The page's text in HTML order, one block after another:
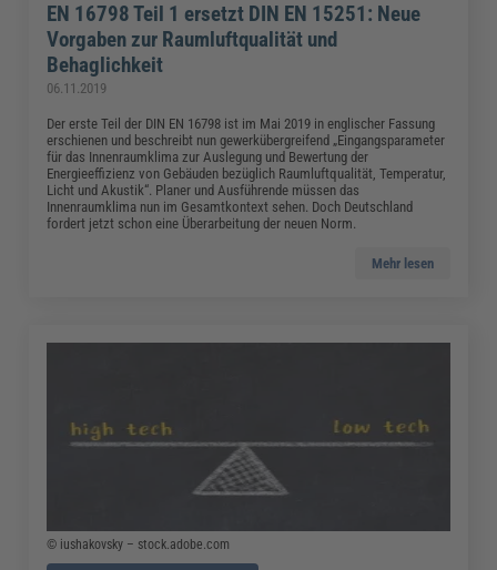
EN 16798 Teil 1 ersetzt DIN EN 15251: Neue
Vorgaben zur Raumluftqualität und
Behaglichkeit
06.11.2019
Der erste Teil der DIN EN 16798 ist im Mai 2019 in englischer Fassung
erschienen und beschreibt nun gewerkübergreifend „Eingangsparameter
für das Innenraumklima zur Auslegung und Bewertung der
Energieeffizienz von Gebäuden bezüglich Raumluftqualität, Temperatur,
Licht und Akustik“. Planer und Ausführende müssen das
Innenraumklima nun im Gesamtkontext sehen. Doch Deutschland
fordert jetzt schon eine Überarbeitung der neuen Norm.
Mehr lesen
© iushakovsky – stock.adobe.com